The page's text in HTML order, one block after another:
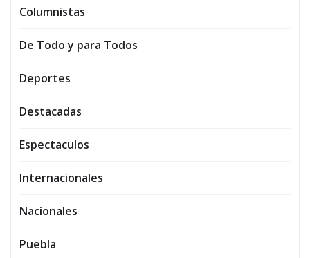
Columnistas
De Todo y para Todos
Deportes
Destacadas
Espectaculos
Internacionales
Nacionales
Puebla